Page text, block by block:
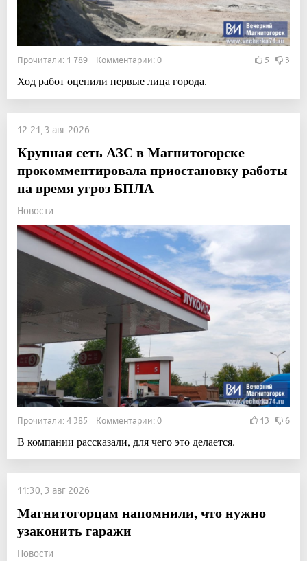
Прочитали: 1 789 Комментарии: 0 5 3
Ход работ оценили первые лица города.
12:21, 3 авг 2026
Крупная сеть АЗС в Магнитогорске
прокомментировала приостановку работы
на время угроз БПЛА
Новости
Прочитали: 4 385 Комментарии: 0 13 6
В компании рассказали, для чего это делается.
11:30, 3 авг 2026
Магнитогорцам напомнили, что нужно
узаконить гаражи
Новости